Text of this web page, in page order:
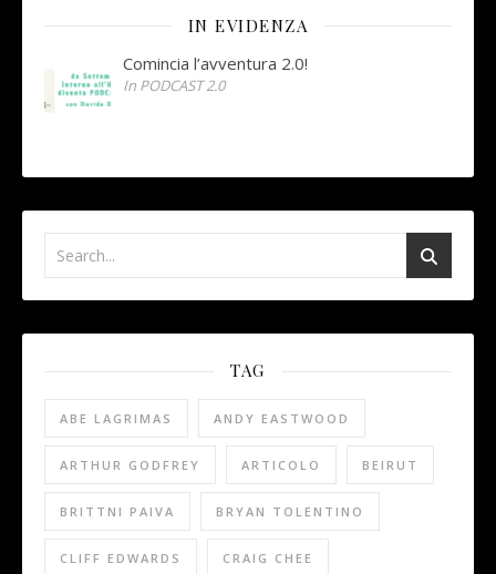
IN EVIDENZA
Comincia l’avventura 2.0!
In PODCAST 2.0
TAG
ABE LAGRIMAS ANDY EASTWOOD
ARTHUR GODFREY ARTICOLO BEIRUT
BRITTNI PAIVA BRYAN TOLENTINO
CLIFF EDWARDS CRAIG CHEE